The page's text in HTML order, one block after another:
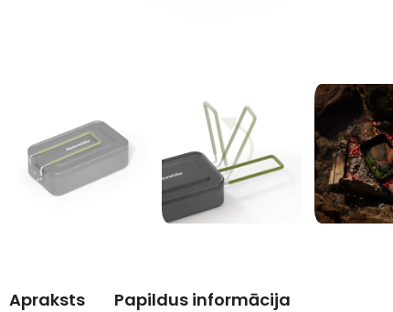
Apraksts Papildus informācija